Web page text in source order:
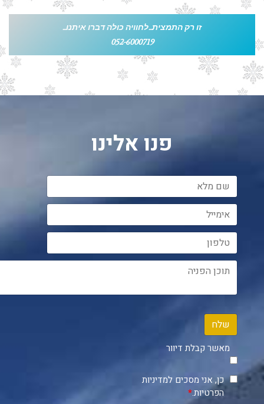
זו רק התמצית...לחוויה כולה דברו איתנו...
052-6000719
פנו אלינו
שלח
מאשר קבלת דיוור
כן, אני מסכים למדיניות
הפרטיות.*